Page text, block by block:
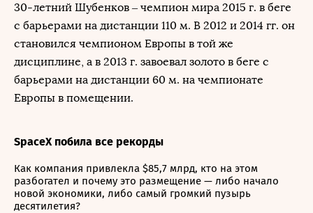
30-летний Шубенков – чемпион мира 2015 г. в беге
с барьерами на дистанции 110 м. В 2012 и 2014 гг. он
становился чемпионом Европы в той же
дисциплине, а в 2013 г. завоевал золото в беге с
барьерами на дистанции 60 м. на чемпионате
Европы в помещении.
SpaceX побила все рекорды
Как компания привлекла $85,7 млрд, кто на этом
разбогател и почему это размещение — либо начало
новой экономики, либо самый громкий пузырь
десятилетия?